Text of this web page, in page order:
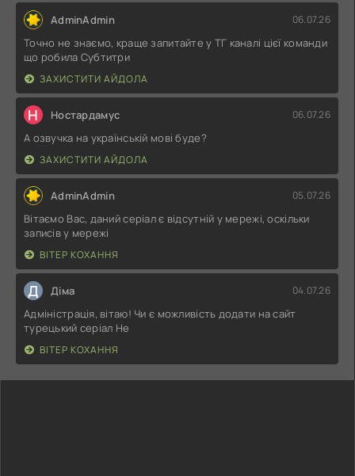
AdminAdmin 06.07.26
Точно не знаємо, краще запитайте у ТГ каналі цієї команди
що робила Субтитри
ЗАХИСТИТИ АЙДОЛА
Н Ностардамус 06.07.26
А озвучка на українській мові буде?
ЗАХИСТИТИ АЙДОЛА
AdminAdmin 05.07.26
Вітаємо Вас, даний серіал є відсутній у мережі, оскільки
записів у мережі
ВІТЕР КОХАННЯ
Д Діма 04.07.26
Адміністрація, вітаю! Чи є можливість додати на сайт
турецький серіал Не
ВІТЕР КОХАННЯ